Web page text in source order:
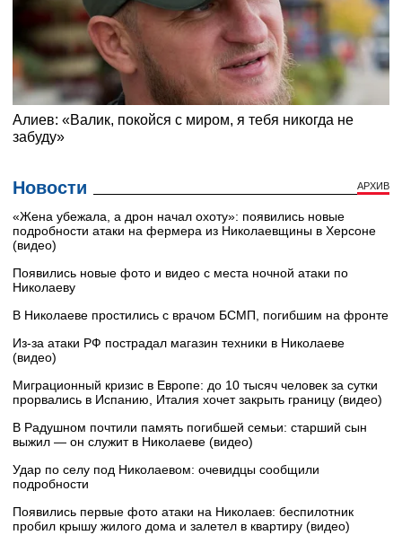
Новости АРХИВ
«Жена убежала, а дрон начал охоту»: появились новые
подробности атаки на фермера из Николаевщины в Херсоне
(видео)
Появились новые фото и видео с места ночной атаки по
Николаеву
В Николаеве простились с врачом БСМП, погибшим на фронте
Из-за атаки РФ пострадал магазин техники в Николаеве
(видео)
Миграционный кризис в Европе: до 10 тысяч человек за сутки
прорвались в Испанию, Италия хочет закрыть границу (видео)
В Радушном почтили память погибшей семьи: старший сын
выжил — он служит в Николаеве (видео)
Удар по селу под Николаевом: очевидцы сообщили
подробности
Появились первые фото атаки на Николаев: беспилотник
пробил крышу жилого дома и залетел в квартиру (видео)